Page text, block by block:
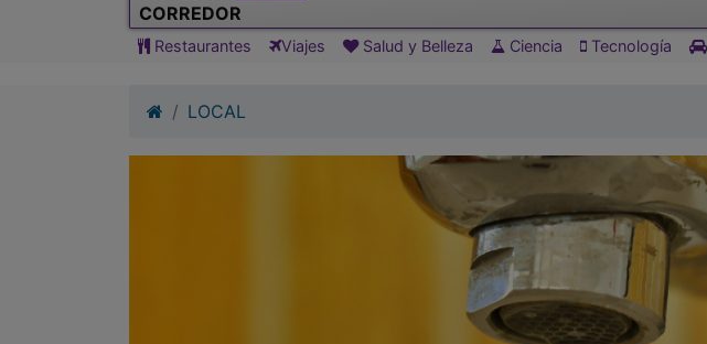
CORREDOR
Restaurantes Viajes Salud y Belleza Ciencia Tecnología
LOCAL